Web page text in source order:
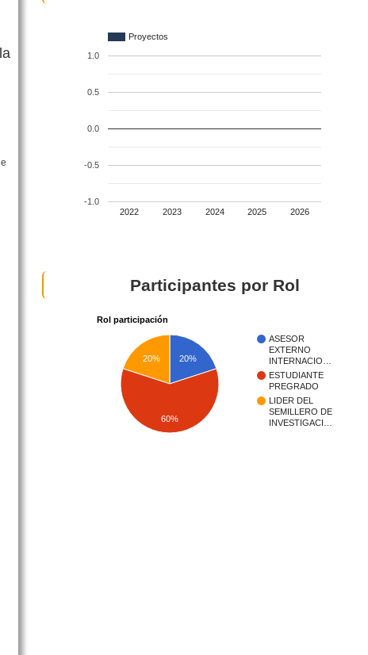
Proyectos
2022 2023 2024 2025 2026
-1.0
-0.5
0.0
0.5
1.0
Participantes por Rol
Rol participación
ASESOR
EXTERNO
INTERNACIO…
ESTUDIANTE
PREGRADO
LIDER DEL
SEMILLERO DE
INVESTIGACI…
20%
20%
60%